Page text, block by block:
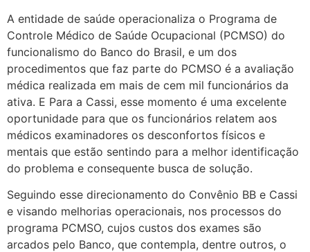
A entidade de saúde operacionaliza o Programa de
Controle Médico de Saúde Ocupacional (PCMSO) do
funcionalismo do Banco do Brasil, e um dos
procedimentos que faz parte do PCMSO é a avaliação
médica realizada em mais de cem mil funcionários da
ativa. E Para a Cassi, esse momento é uma excelente
oportunidade para que os funcionários relatem aos
médicos examinadores os desconfortos físicos e
mentais que estão sentindo para a melhor identificação
do problema e consequente busca de solução.
Seguindo esse direcionamento do Convênio BB e Cassi
e visando melhorias operacionais, nos processos do
programa PCMSO, cujos custos dos exames são
arcados pelo Banco, que contempla, dentre outros, o